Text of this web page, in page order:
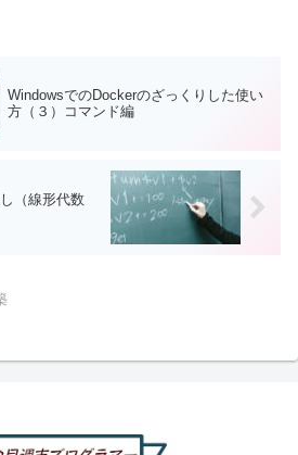
WindowsでのDockerのざっくりした使い
方（３）コマンド編
（線形代数